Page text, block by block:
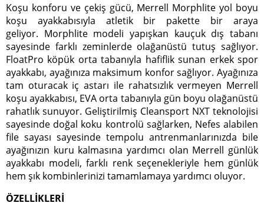
Koşu konforu ve çekiş gücü, Merrell Morphlite yol boyu
koşu ayakkabısıyla atletik bir pakette bir araya
geliyor. Morphlite modeli yapışkan kauçuk dış tabanı
sayesinde farklı zeminlerde olağanüstü tutuş sağlıyor.
FloatPro köpük orta tabanıyla hafiflik sunan erkek spor
ayakkabı, ayağınıza maksimum konfor sağlıyor. Ayağınıza
tam oturacak iç astarı ile rahatsızlık vermeyen Merrell
koşu ayakkabısı, EVA orta tabanıyla gün boyu olağanüstü
rahatlık sunuyor. Geliştirilmiş Cleansport NXT teknolojisi
sayesinde doğal koku kontrolü sağlarken, Nefes alabilen
file sayası sayesinde tempolu antrenmanlarınızda bile
ayağınızın kuru kalmasına yardımcı olan Merrell günlük
ayakkabı modeli, farklı renk seçenekleriyle hem günlük
hem şık kombinlerinizi tamamlamaya yardımcı oluyor.
ÖZELLİKLERİ